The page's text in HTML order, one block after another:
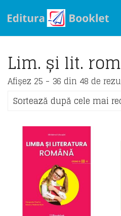
Lim. și lit.
Afișez 25 - 36 din 48 de
Sortează după cele mai